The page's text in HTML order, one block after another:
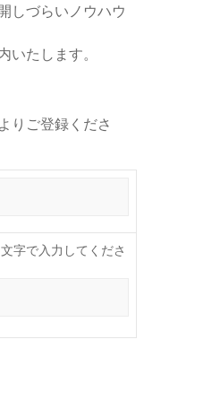
しづらいノウハウ
いたします。
りご登録くださ
字で入力してくださ